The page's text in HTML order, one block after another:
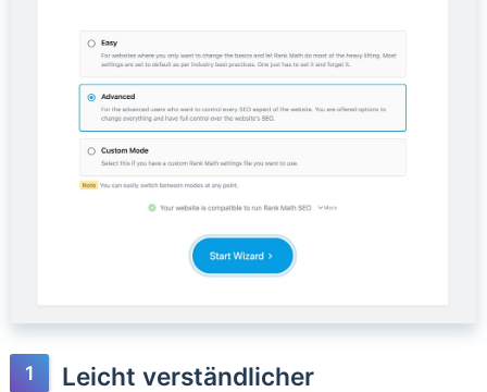
Leicht verständlicher